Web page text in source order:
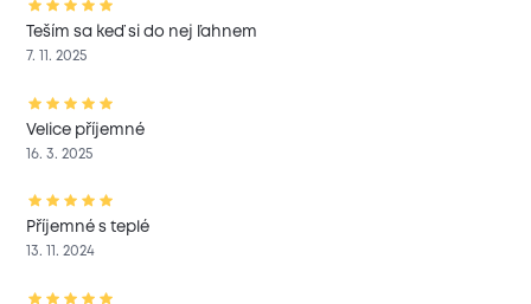
Teším sa keď si do nej ľahnem
7. 11. 2025
Velice příjemné
16. 3. 2025
Příjemné s teplé
13. 11. 2024